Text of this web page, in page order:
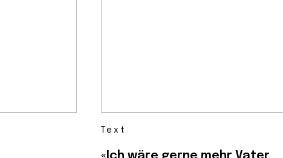
Text